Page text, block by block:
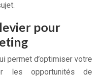
pour
permet d’optimiser votre
les opportunités de